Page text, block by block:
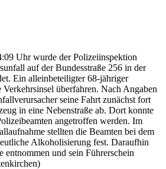
Uhr wurde der Polizeiinspektion
auf der Bundesstraße 256 in der
Ein alleinbeteiligter 68-jähriger
Verkehrsinsel überfahren. Nach Angaben
seine Fahrt zunächst fort
in eine Nebenstraße ab. Dort konnte
angetroffen werden. Im
stellten die Beamten bei dem
Alkoholisierung fest. Daraufhin
und sein Führerschein